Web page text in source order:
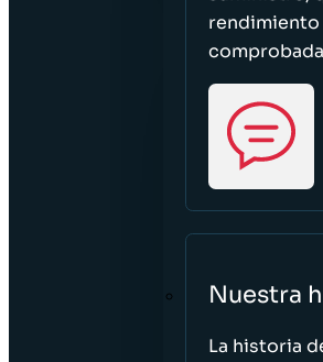
Nuestra
La historia